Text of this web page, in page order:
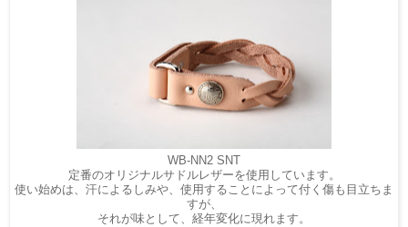
WB-NN2 SNT
定番のオリジナルサドルレザーを使用しています。
使い始めは、汗によるしみや、使用することによって付く傷も目立ちま
すが、
それが味として、経年変化に現れます。